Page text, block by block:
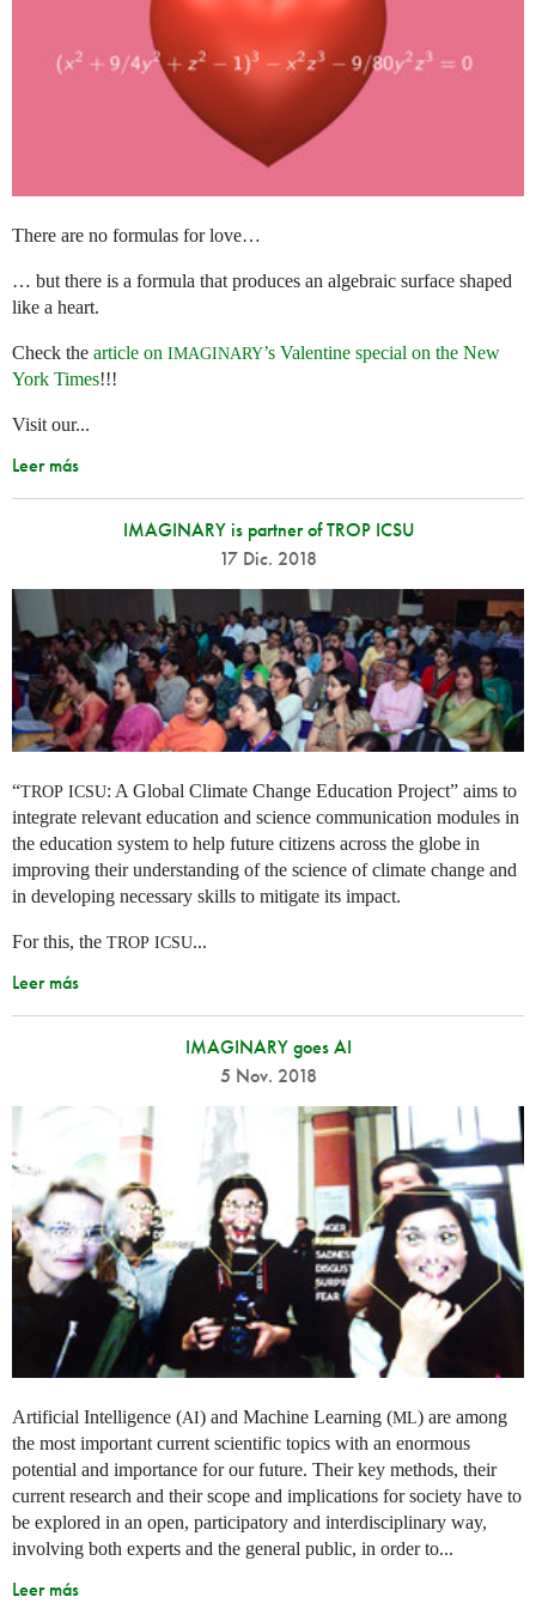
There are no formulas for love…
… but there is a formula that produces an algebraic surface shaped
like a heart.
Check the article on IMAGINARY’s Valentine special on the New
York Times!!!
Visit our...
Leer más
IMAGINARY is partner of TROP ICSU
17 Dic. 2018
“TROP ICSU: A Global Climate Change Education Project” aims to
integrate relevant education and science communication modules in
the education system to help future citizens across the globe in
improving their understanding of the science of climate change and
in developing necessary skills to mitigate its impact.
For this, the TROP ICSU...
Leer más
IMAGINARY goes AI
5 Nov. 2018
Artificial Intelligence (AI) and Machine Learning (ML) are among
the most important current scientific topics with an enormous
potential and importance for our future. Their key methods, their
current research and their scope and implications for society have to
be explored in an open, participatory and interdisciplinary way,
involving both experts and the general public, in order to...
Leer más